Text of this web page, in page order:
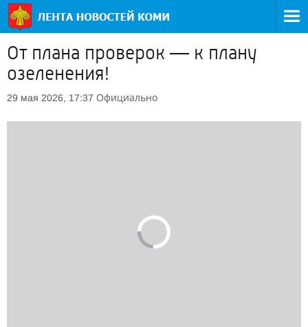
От плана проверок — к плану
озеленения!
29 мая 2026, 17:37 Официально